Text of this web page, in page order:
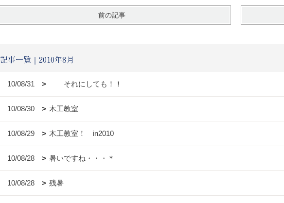
前の記事
記事一覧｜2010年8月
10/08/31 それにしても！！
10/08/30 木工教室
10/08/29 木工教室！ in2010
10/08/28 暑いですね・・・＊
10/08/28 残暑